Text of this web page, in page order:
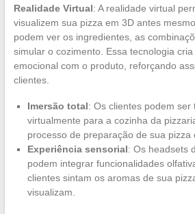
Realidade Virtual: A realidade virtual
visualizem sua pizza em 3D antes
podem ver os ingredientes, as
simular o cozimento. Essa tecnologia
emocional com o produto, reforçando
clientes.
Imersão total: Os clientes podem ser
virtualmente para a cozinha da
processo de preparação de sua pizza
Experiência sensorial: Os headsets
podem integrar funcionalidades
clientes sintam os aromas de sua
visualizam.